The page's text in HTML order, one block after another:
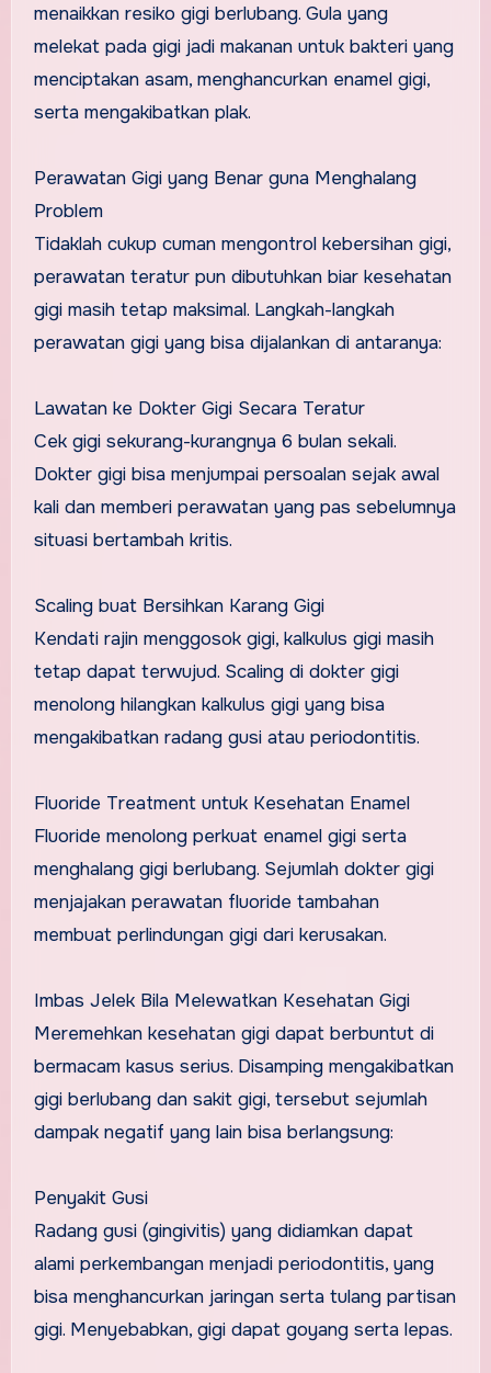
menaikkan resiko gigi berlubang. Gula yang
melekat pada gigi jadi makanan untuk bakteri yang
menciptakan asam, menghancurkan enamel gigi,
serta mengakibatkan plak.
Perawatan Gigi yang Benar guna Menghalang
Problem
Tidaklah cukup cuman mengontrol kebersihan gigi,
perawatan teratur pun dibutuhkan biar kesehatan
gigi masih tetap maksimal. Langkah-langkah
perawatan gigi yang bisa dijalankan di antaranya:
Lawatan ke Dokter Gigi Secara Teratur
Cek gigi sekurang-kurangnya 6 bulan sekali.
Dokter gigi bisa menjumpai persoalan sejak awal
kali dan memberi perawatan yang pas sebelumnya
situasi bertambah kritis.
Scaling buat Bersihkan Karang Gigi
Kendati rajin menggosok gigi, kalkulus gigi masih
tetap dapat terwujud. Scaling di dokter gigi
menolong hilangkan kalkulus gigi yang bisa
mengakibatkan radang gusi atau periodontitis.
Fluoride Treatment untuk Kesehatan Enamel
Fluoride menolong perkuat enamel gigi serta
menghalang gigi berlubang. Sejumlah dokter gigi
menjajakan perawatan fluoride tambahan
membuat perlindungan gigi dari kerusakan.
Imbas Jelek Bila Melewatkan Kesehatan Gigi
Meremehkan kesehatan gigi dapat berbuntut di
bermacam kasus serius. Disamping mengakibatkan
gigi berlubang dan sakit gigi, tersebut sejumlah
dampak negatif yang lain bisa berlangsung:
Penyakit Gusi
Radang gusi (gingivitis) yang didiamkan dapat
alami perkembangan menjadi periodontitis, yang
bisa menghancurkan jaringan serta tulang partisan
gigi. Menyebabkan, gigi dapat goyang serta lepas.